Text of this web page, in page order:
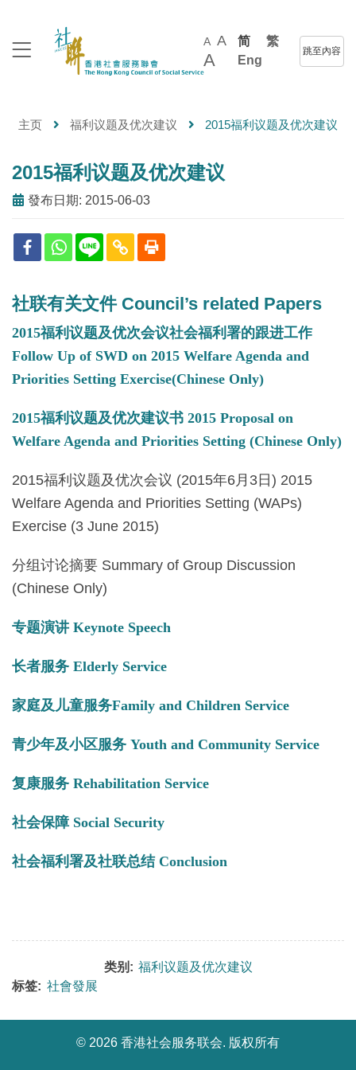
A A
A
简
繁
Eng
跳至內容
主页 福利议题及优次建议 2015福利议题及优次建议
2015福利议题及优次建议
發布日期: 2015-06-03
社联有关文件 Council’s related Papers
2015福利议题及优次会议社会福利署的跟进工作
Follow Up of SWD on 2015 Welfare Agenda and
Priorities Setting Exercise(Chinese Only)
2015福利议题及优次建议书 2015 Proposal on
Welfare Agenda and Priorities Setting (Chinese Only)
2015福利议题及优次会议 (2015年6月3日) 2015
Welfare Agenda and Priorities Setting (WAPs)
Exercise (3 June 2015)
分组讨论摘要 Summary of Group Discussion
(Chinese Only)
专题演讲 Keynote Speech
长者服务 Elderly Service
家庭及儿童服务Family and Children Service
青少年及小区服务 Youth and Community Service
复康服务 Rehabilitation Service
社会保障 Social Security
社会福利署及社联总结 Conclusion
类别: 福利议题及优次建议
标签: 社會發展
© 2026 香港社会服务联会. 版权所有